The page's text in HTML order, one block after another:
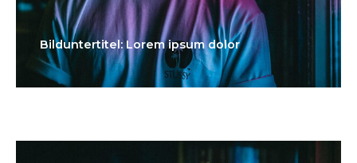
Bilduntertitel: Lorem ipsum dolor